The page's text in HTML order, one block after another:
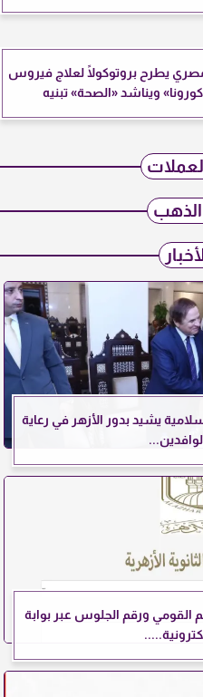
يطرح بروتوكولًا لعلاج فيروس
ويناشد «الصحة» تبنيه
الذهب
يشيد بدور الأزهر في رعاية
الأزهرية 2026 بالرقم القومي ورقم الجلوس عبر بوابة